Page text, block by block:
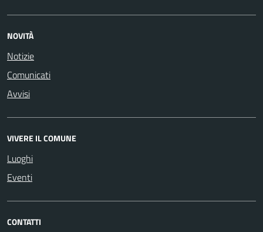
NOVITÀ
Notizie
Comunicati
Avvisi
VIVERE IL COMUNE
Luoghi
Eventi
CONTATTI